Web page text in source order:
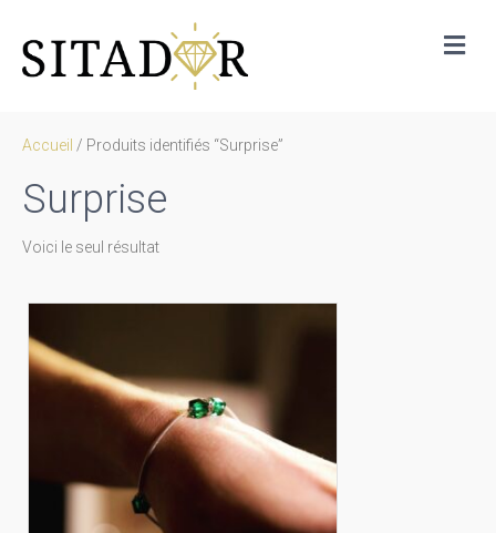
Accueil / Produits identifiés “Surprise”
Surprise
Voici le seul résultat